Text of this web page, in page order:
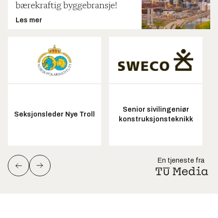
bærekraftig byggebransje!
Les mer
Seksjonsleder Nye Troll
Senior sivilingeniør
konstruksjonsteknikk
En tjeneste fra